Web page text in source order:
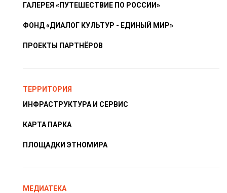
ГАЛЕРЕЯ «ПУТЕШЕСТВИЕ ПО РОССИИ»
ФОНД «ДИАЛОГ КУЛЬТУР - ЕДИНЫЙ МИР»
ПРОЕКТЫ ПАРТНЁРОВ
ТЕРРИТОРИЯ
ИНФРАСТРУКТУРА И СЕРВИС
КАРТА ПАРКА
ПЛОЩАДКИ ЭТНОМИРА
МЕДИАТЕКА